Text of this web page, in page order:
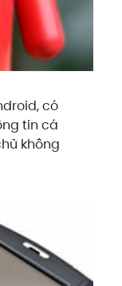
có
tin cá
không